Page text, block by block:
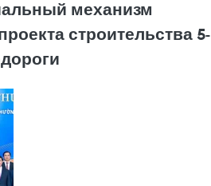
механизм
строительства 5-